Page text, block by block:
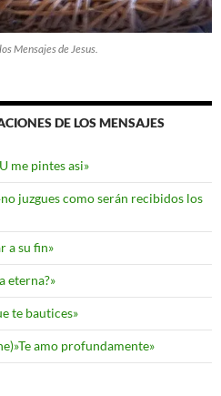
Mensajes de Jesus.
DE LOS MENSAJES
me pintes asi»
juzgues como serán recibidos los
a su fin»
eterna?»
te bautices»
amo profundamente»